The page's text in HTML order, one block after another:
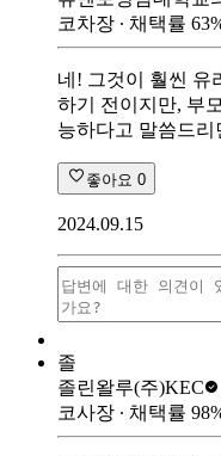
코차장 ∙ 채택률 63
네! 그것이 훨씬 유
하기 전이지만, 부
능하다고 말씀드리
좋아요 0
2024.09.15
졸
졸린왈루(주)KEC
코사장 ∙ 채택률 98